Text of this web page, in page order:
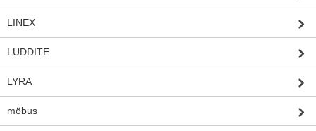
LINEX
LUDDITE
LYRA
möbus